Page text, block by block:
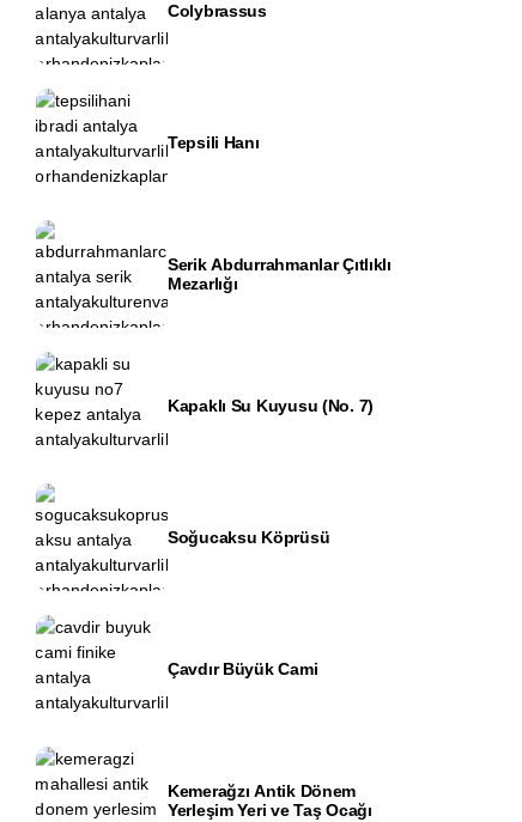
Colybrassus
Tepsili Hanı
Serik Abdurrahmanlar Çıtlıklı
Mezarlığı
Kapaklı Su Kuyusu (No. 7)
Soğucaksu Köprüsü
Çavdır Büyük Cami
Kemerağzı Antik Dönem
Yerleşim Yeri ve Taş Ocağı